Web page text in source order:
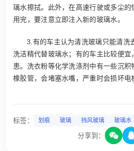
璃水擦拭。此外，在高速行驶或多尘的
用完，要注意立即注入新的玻璃水。
3.有的车主认为清洗玻璃只能清洗
洗洁精代替玻璃水；有的车主比较便宜
患。洗衣粉等化学洗涤剂中有一些沉积
橡胶管，会堵塞水嘴，严重时会损坏电
标签： 划痕 玻璃 挡风玻璃 玻璃水
分享到：